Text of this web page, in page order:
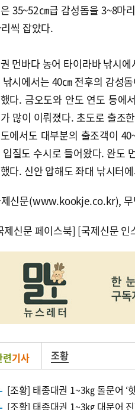
35~52㎝급 감성돔을 3~8마
씩 잡았다.
먼바다 농어 타이라바 낚시
낚시에서는 40㎝ 전후의 감성
다. 금오도와 안도 연도 등에
많이 이뤄졌다. 초도로 출조
에서도 대부분의 출조객이
입질도 수시로 들어왔다. 완도
다. 신안 압해도 좌대 낚시터
신문(www.kookje.co.kr), 무
제신문 페이스북] [국제신문 인
련기사 조황
[조황] 태종대권 1~3㎏ 돌문어 ‘
[조황] 태종대권 1~3㎏ 대문어